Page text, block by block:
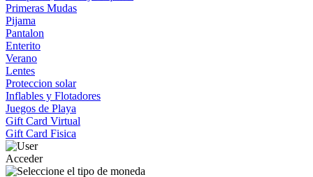
Primeras Mudas
Pijama
Pantalon
Enterito
Verano
Lentes
Proteccion solar
Inflables y Flotadores
Juegos de Playa
Gift Card Virtual
Gift Card Fisica
Acceder